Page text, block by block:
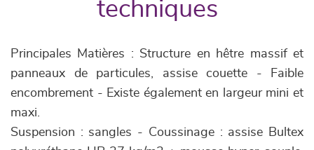
techniques
Principales Matières : Structure en hêtre massif et
panneaux de particules, assise couette - Faible
encombrement - Existe également en largeur mini et
maxi.
Suspension : sangles - Coussinage : assise Bultex